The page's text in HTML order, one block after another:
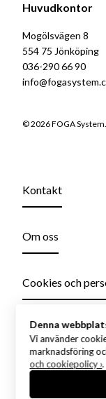
Huvudkontor
Mogölsvägen 8
554 75 Jönköping
036-290 66 90
© 2026 FOGA System.
Kontakt
Om oss
Cookies och
Denna
Vi använder
marknadsföring
och cookiepolicy ›.